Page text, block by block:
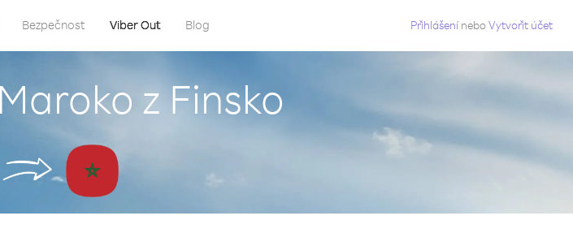
Bezpečnost Viber Out Blog Přihlášení neboVytvořit účet
z Finsko